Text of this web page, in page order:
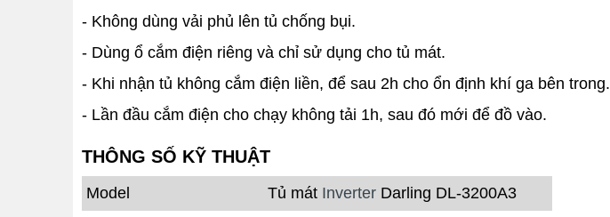
- Không dùng vải phủ lên tủ chống bụi.
- Dùng ổ cắm điện riêng và chỉ sử dụng cho tủ mát.
- Khi nhận tủ không cắm điện liền, để sau 2h cho ổn định khí ga bên trong.
- Lần đầu cắm điện cho chạy không tải 1h, sau đó mới để đồ vào.
THÔNG SỐ KỸ THUẬT
Model Tủ mát Inverter Darling DL-3200A3